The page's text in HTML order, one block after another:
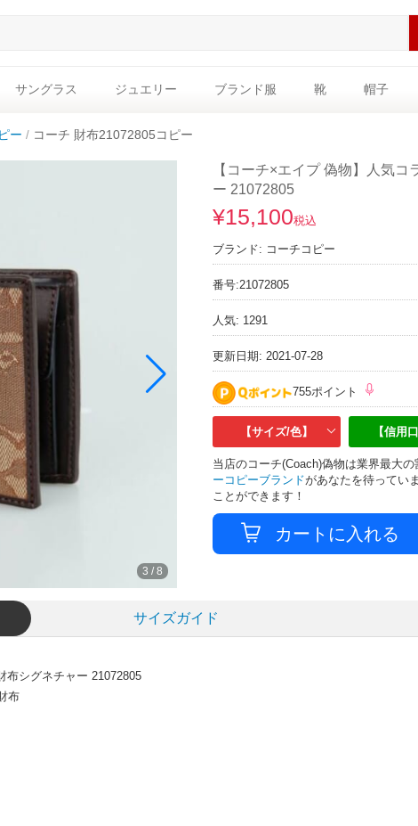
サングラス ジュエリー ブランド服 靴 帽子
ー コーチ 財布21072805コピー
3 /8
【コーチ×エイプ 偽物】人気
ー 21072805
¥15,100税込
ブランド: コーチコピー
番号:21072805
人気: 1291
更新日期: 2021-07-28
755ポイント
【サイズ/色】 【信用
当店のコーチ(Coach)偽物は業界最大
ーコピーブランドがあなたを待ってい
ことができます！
サイズガイド
布シグネチャー 21072805
布